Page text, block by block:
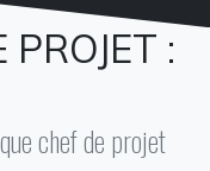
PROJET :
chef de projet